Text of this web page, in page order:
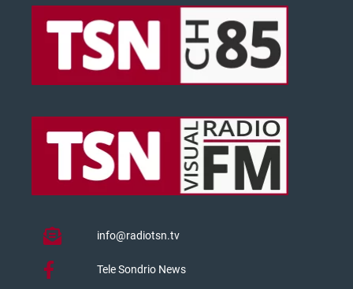
info@radiotsn.tv
Tele Sondrio News